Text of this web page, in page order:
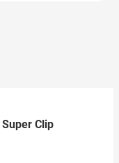
hun services.
Clip